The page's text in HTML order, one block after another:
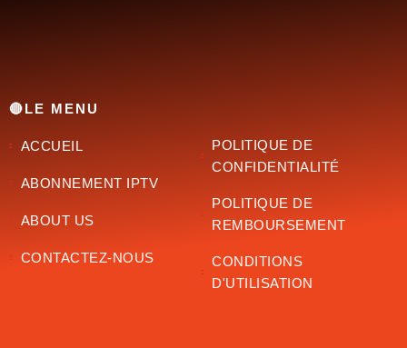
🔴LE MENU
ACCUEIL
ABONNEMENT IPTV
ABOUT US
CONTACTEZ-NOUS
POLITIQUE DE
CONFIDENTIALITÉ
POLITIQUE DE
REMBOURSEMENT
CONDITIONS
D'UTILISATION